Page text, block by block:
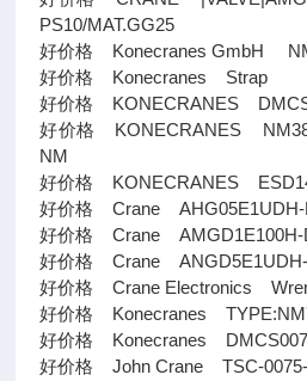
PS10/MAT.GG25
好价格 Konecranes GmbH
好价格 Konecranes Strap
好价格 KONECRANES
好价格 KONECRANES
NM
好价格 KONECRANES
好价格 Crane AHG05E1UDH-
好价格 Crane AMGD1E100H-
好价格 Crane ANGD5E1UDH-
好价格 Crane Electronics
好价格 Konecranes
好价格 Konecranes
好价格 John Crane TSC-